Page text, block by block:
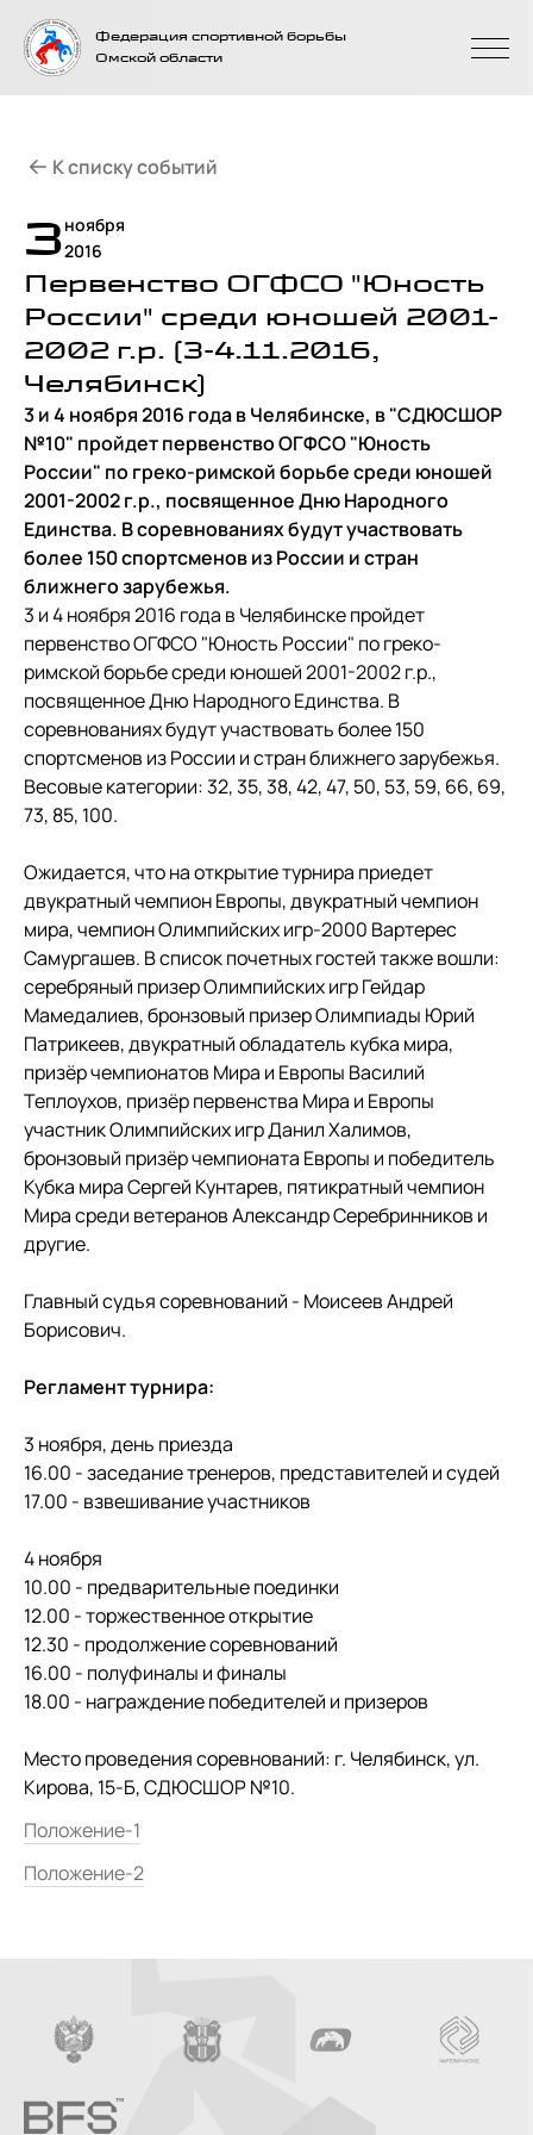
На главную
страницу
Федерация спортивной борьбы
Омской области
3ноября
2016
Первенство ОГФСО "Юность
России" среди юношей 2001-
2002 г.р. (3-4.11.2016,
Челябинск)
3 и 4 ноября 2016 года в Челябинске, в "СДЮСШОР
№10" пройдет первенство ОГФСО "Юность
России" по греко-римской борьбе среди юношей
2001-2002 г.р., посвященное Дню Народного
Единства. В соревнованиях будут участвовать
более 150 спортсменов из России и стран
ближнего зарубежья.
3 и 4 ноября 2016 года в Челябинске пройдет
первенство ОГФСО "Юность России" по греко-
римской борьбе среди юношей 2001-2002 г.р.,
посвященное Дню Народного Единства. В
соревнованиях будут участвовать более 150
спортсменов из России и стран ближнего зарубежья.
Весовые категории: 32, 35, 38, 42, 47, 50, 53, 59, 66, 69,
73, 85, 100.
Ожидается, что на открытие турнира приедет
двукратный чемпион Европы, двукратный чемпион
мира, чемпион Олимпийских игр-2000 Вартерес
Самургашев. В список почетных гостей также вошли:
серебряный призер Олимпийских игр Гейдар
Мамедалиев, бронзовый призер Олимпиады Юрий
Патрикеев, двукратный обладатель кубка мира,
призёр чемпионатов Мира и Европы Василий
Теплоухов, призёр первенства Мира и Европы
участник Олимпийских игр Данил Халимов,
бронзовый призёр чемпионата Европы и победитель
Кубка мира Сергей Кунтарев, пятикратный чемпион
Мира среди ветеранов Александр Серебринников и
другие.
Главный судья соревнований - Моисеев Андрей
Борисович.
Регламент турнира:
3 ноября, день приезда
16.00 - заседание тренеров, представителей и судей
17.00 - взвешивание участников
4 ноября
10.00 - предварительные поединки
12.00 - торжественное открытие
12.30 - продолжение соревнований
16.00 - полуфиналы и финалы
18.00 - награждение победителей и призеров
Место проведения соревнований: г. Челябинск, ул.
Кирова, 15-Б, СДЮСШОР №10.
Положение-1
Положение-2
К списку событий